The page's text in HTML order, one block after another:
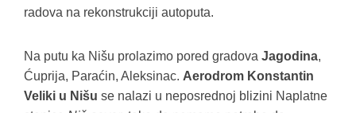
radova na rekonstrukciji autoputa.
Na putu ka Nišu prolazimo pored gradova Jagodina,
Ćuprija, Paraćin, Aleksinac. Aerodrom Konstantin
Veliki u Nišu se nalazi u neposrednoj blizini Naplatne